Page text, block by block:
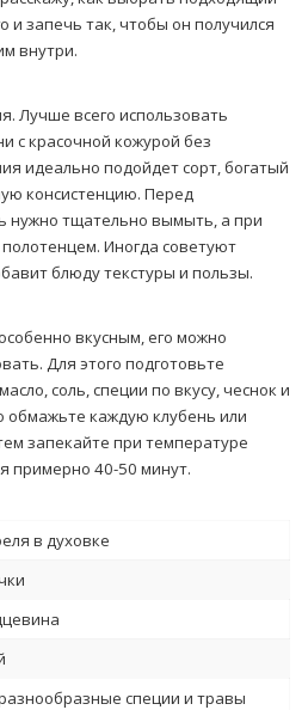
и запечь так, чтобы он получился
внутри.
Лучше всего использовать
с красочной кожурой без
идеально подойдет сорт, богатый
консистенцию. Перед
нужно тщательно вымыть, а при
Иногда советуют
блюду текстуры и пользы.
вкусным, его можно
Для этого подготовьте
соль, специи по вкусу, чеснок и
каждую клубень или
запекайте при температуре
примерно 40-50 минут.
в духовке
специи и травы